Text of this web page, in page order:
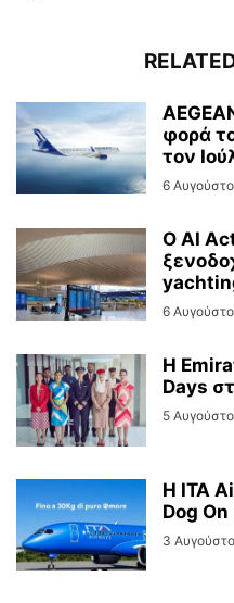
φορά
τον
6
Ο AI Act
6
Η
Days
5
Η ITA
Dog On
3